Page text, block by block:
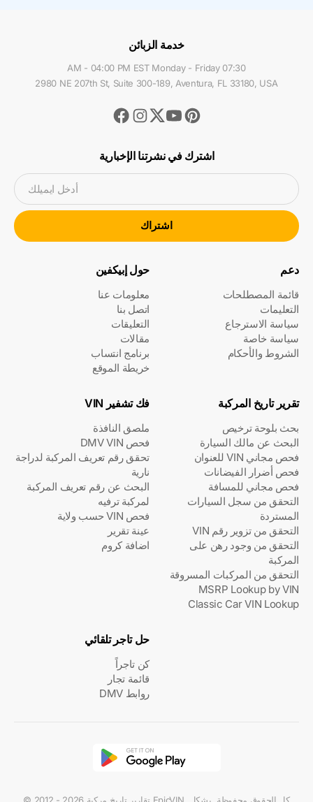
خدمة الزبائن
07:30 AM - 04:00 PM EST Monday - Friday
2980 NE 207th St, Suite 300-189, Aventura, FL 33180, USA
Facebook
Instagram
TwitterYoutubePinterest
اشترك في نشرتنا الإخبارية
أدخل ايميلك
اشتراك
حول إبيكفين
معلومات عنا
اتصل بنا
التعليقات
مقالات
برنامج انتساب
خريطة الموقع
دعم
قائمة المصطلحات
التعليمات
سياسة الاسترجاع
سياسة خاصة
الشروط والأحكام
فك تشفير VIN
ملصق النافذة
فحص DMV VIN
تحقق رقم تعريف المركبة لدراجة
نارية
البحث عن رقم تعريف المركبة
لمركبة ترفيه
فحص VIN حسب ولاية
عينة تقرير
اضافة كروم
تقرير تاريخ المركبة
بحث بلوحة ترخيص
البحث عن مالك السيارة
فحص مجاني VIN للعنوان
فحص أضرار الفيضانات
فحص مجاني للمسافة
التحقق من سجل السيارات
المستردة
التحقق من تزوير رقم VIN
التحقق من وجود رهن على
المركبة
التحقق من المركبات المسروقة
MSRP Lookup by VIN
Classic Car VIN Lookup
حل تاجر تلقائي
كن تاجراً
قائمة تجار
روابط DMV
© 2012 - 2026 تقارير تاريخ مركبة EpicVIN. كل الحقوق محفوظة. يشكل